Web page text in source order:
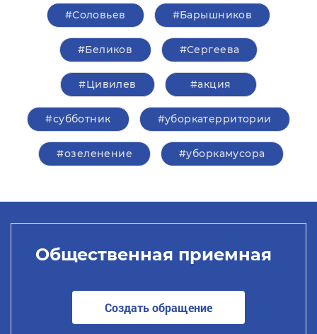
#Соловьев #Барышников
#Беликов #Сергеева
#Цивилев #акция
#субботник #уборкатерритории
#озеленение #уборкамусора
Общественная приемная
Создать обращение